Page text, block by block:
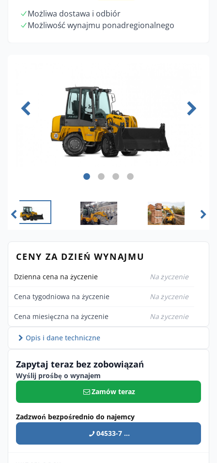
Możliwa dostawa i odbiór
Możliwość wynajmu ponadregionalnego
CENY ZA DZIEŃ WYNAJMU
Dzienna cena na życzenie Na życzenie
Cena tygodniowa na życzenie Na życzenie
Cena miesięczna na życzenie Na życzenie
Opis i dane techniczne
Zapytaj teraz bez zobowiązań
Wyślij prośbę o wynajem
Zamów teraz
Zadzwoń bezpośrednio do najemcy
04533-7 ...